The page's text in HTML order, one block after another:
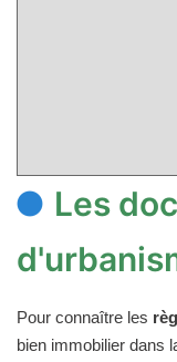
Les
Pour connaître les
bien immobilier dans